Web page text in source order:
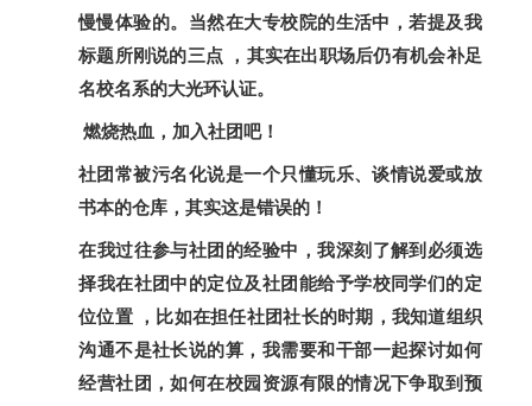
慢慢体验的。当然在大专校院的生活中，若提及我
标题所刚说的三点 ，其实在出职场后仍有机会补足
名校名系的大光环认证。
燃烧热血，加入社团吧！
社团常被污名化说是一个只懂玩乐、谈情说爱或放
书本的仓库，其实这是错误的！
在我过往参与社团的经验中，我深刻了解到必须选
择我在社团中的定位及社团能给予学校同学们的定
位位置 ，比如在担任社团社长的时期，我知道组织
沟通不是社长说的算，我需要和干部一起探讨如何
经营社团，如何在校园资源有限的情况下争取到预